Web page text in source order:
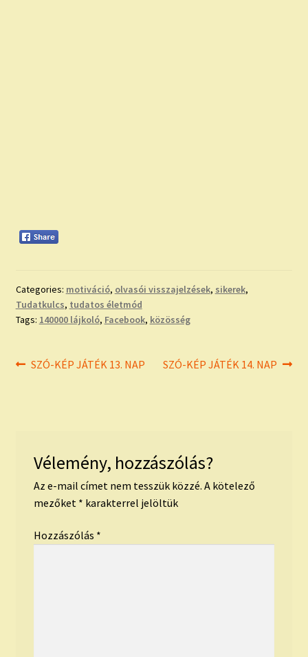
Categories: motiváció, olvasói visszajelzések, sikerek,
Tudatkulcs, tudatos életmód
Tags: 140000 lájkoló, Facebook, közösség
Bejegyzés
Previous
SZÓ-KÉP JÁTÉK 13. NAP
Next
SZÓ-KÉP JÁTÉK 14. NAP
Vélemény, hozzászólás?
Az e-mail címet nem tesszük közzé. A kötelező
mezőket * karakterrel jelöltük
Hozzászólás *